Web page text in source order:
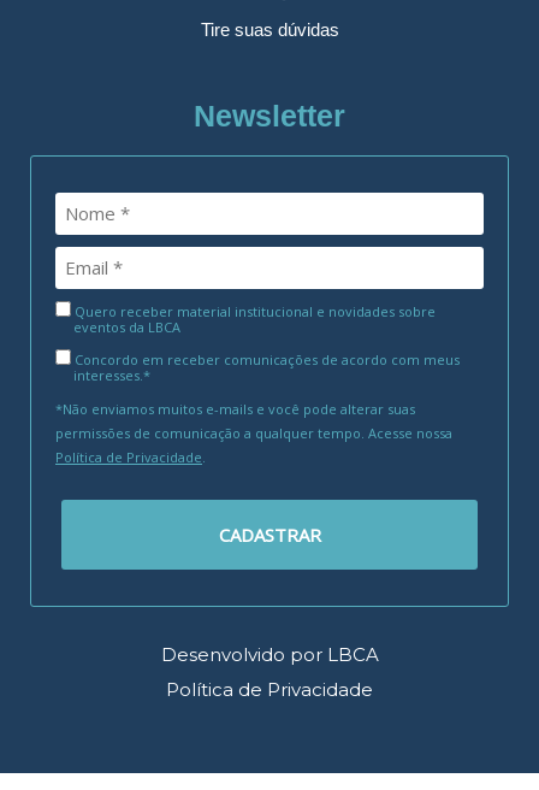
Tire suas dúvidas
Newsletter
Quero receber material institucional e novidades sobre
eventos da LBCA
Concordo em receber comunicações de acordo com meus
interesses.*
*Não enviamos muitos e-mails e você pode alterar suas
permissões de comunicação a qualquer tempo. Acesse nossa
Política de Privacidade.
CADASTRAR
Desenvolvido por LBCA
Política de Privacidade